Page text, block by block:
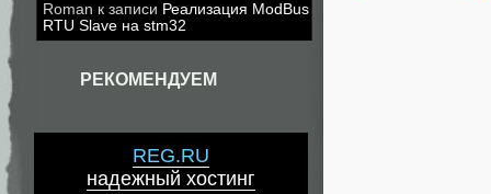
Roman к записи Реализация ModBus
RTU Slave на stm32
РЕКОМЕНДУЕМ
REG.RU
надежный хостинг